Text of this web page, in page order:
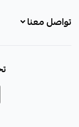
تواصل معنا